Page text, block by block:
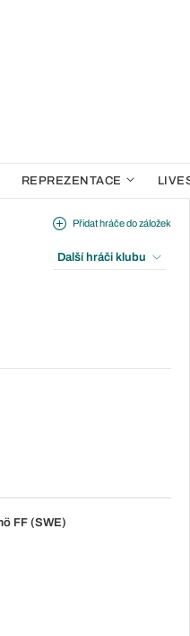
REPREZENTACE
Přidat hráče do záložek
Další hráči klubu
FF (SWE)